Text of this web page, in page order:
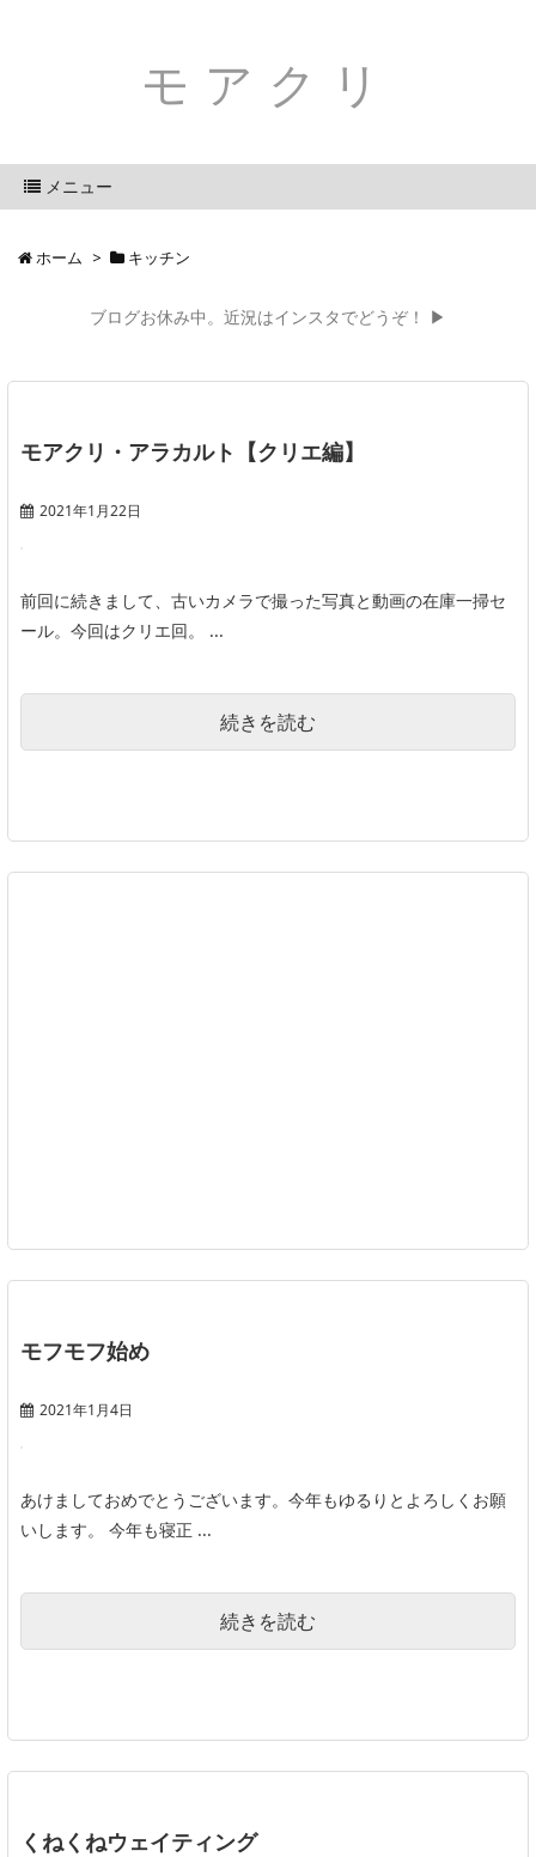
モアクリ
メニュー
ホーム > キッチン
ブログお休み中。近況はインスタでどうぞ！ ▶
モアクリ・アラカルト【クリエ編】
2021年1月22日
前回に続きまして、古いカメラで撮った写真と動画の在庫一掃セ
ール。今回はクリエ回。 ...
続きを読む
モフモフ始め
2021年1月4日
あけましておめでとうございます。今年もゆるりとよろしくお願
いします。 今年も寝正 ...
続きを読む
くねくねウェイティング